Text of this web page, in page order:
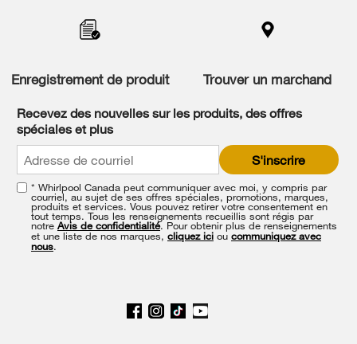
list,
you
find
end
Enregistrement de produit Trouver un marchand
Recevez des nouvelles sur les produits, des offres
spéciales et plus
S'inscrire
* Whirlpool Canada peut communiquer avec moi, y compris par
courriel, au sujet de ses offres spéciales, promotions, marques,
produits et services. Vous pouvez retirer votre consentement en
tout temps. Tous les renseignements recueillis sont régis par
notre Avis de confidentialité. Pour obtenir plus de renseignements
et une liste de nos marques, cliquez ici ou communiquez avec
nous.